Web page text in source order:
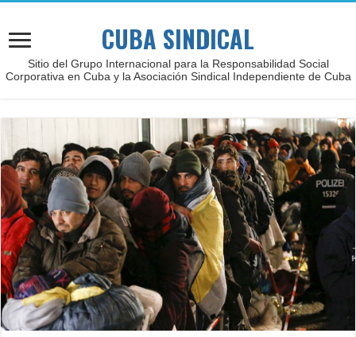
CUBA SINDICAL
Sitio del Grupo Internacional para la Responsabilidad Social
Corporativa en Cuba y la Asociación Sindical Independiente de Cuba